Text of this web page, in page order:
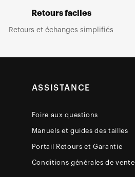
Retours faciles
Retours et échanges simplifiés
ASSISTANCE
Foire aux questions
Manuels et guides des tailles
Portail Retours et Garantie
Conditions générales de vente